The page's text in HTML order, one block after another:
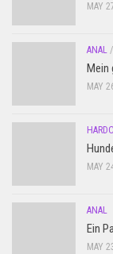
MAY
ANAL /
Mein
MAY
MAY
ANAL
Ein
MAY